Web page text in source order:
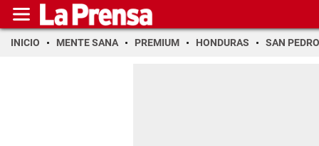
INICIO MENTE SANA PREMIUM HONDURAS SAN PEDRO